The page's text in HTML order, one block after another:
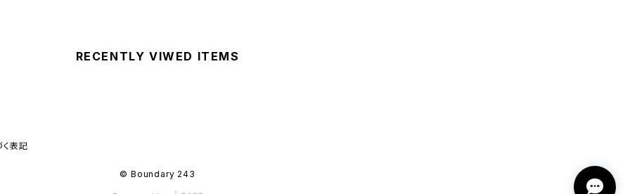
RECENTLY VIWED ITEMS
表記
© Boundary 243